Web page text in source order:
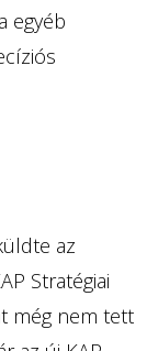
egyéb
az
Stratégiai
még nem tett